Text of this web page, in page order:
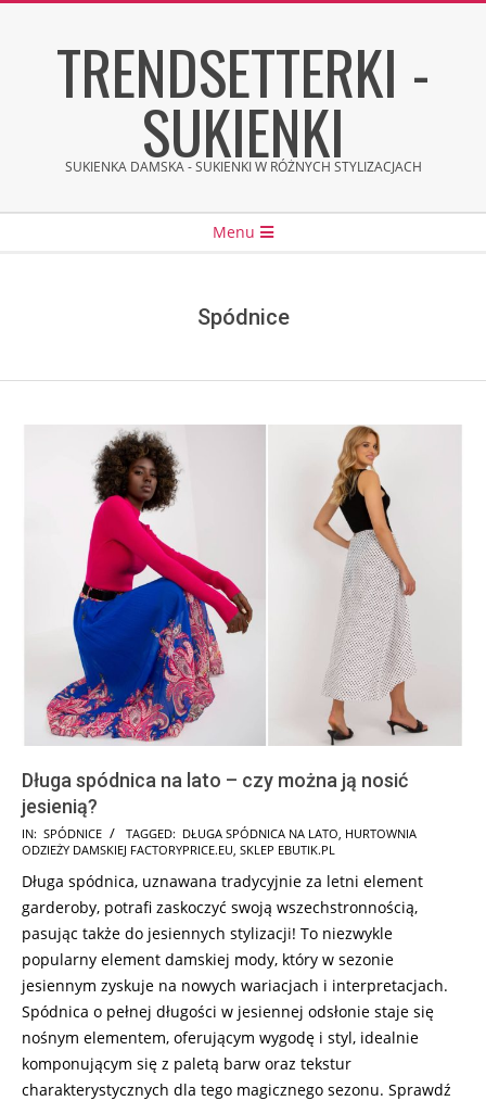
TRENDSETTERKI -
SUKIENKI
SUKIENKA DAMSKA - SUKIENKI W RÓŻNYCH STYLIZACJACH
Menu
Spódnice
Długa spódnica na lato – czy można ją nosić
jesienią?
2025-
11-
14
IN: SPÓDNICE TAGGED: DŁUGA SPÓDNICA NA LATO HURTOWNIA
ODZIEŻY DAMSKIEJ FACTORYPRICE.EU SKLEP EBUTIK.PL
Długa spódnica, uznawana tradycyjnie za letni element
garderoby, potrafi zaskoczyć swoją wszechstronnością,
pasując także do jesiennych stylizacji! To niezwykle
popularny element damskiej mody, który w sezonie
jesiennym zyskuje na nowych wariacjach i interpretacjach.
Spódnica o pełnej długości w jesiennej odsłonie staje się
nośnym elementem, oferującym wygodę i styl, idealnie
komponującym się z paletą barw oraz tekstur
charakterystycznych dla tego magicznego sezonu. Sprawdź